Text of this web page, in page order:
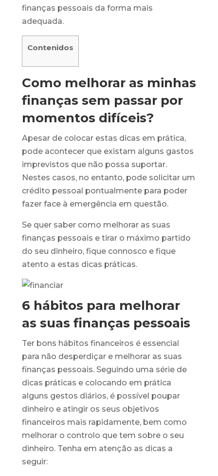
finanças pessoais da forma mais
adequada.
Contenidos
Como melhorar as minhas
finanças sem passar por
momentos difíceis?
Apesar de colocar estas dicas em prática,
pode acontecer que existam alguns gastos
imprevistos que não possa suportar.
Nestes casos, no entanto, pode solicitar um
crédito pessoal pontualmente para poder
fazer face à emergência em questão.
Se quer saber como melhorar as suas
finanças pessoais e tirar o máximo partido
do seu dinheiro, fique connosco e fique
atento a estas dicas práticas.
6 hábitos para melhorar
as suas finanças pessoais
Ter bons hábitos financeiros é essencial
para não desperdiçar e melhorar as suas
finanças pessoais. Seguindo uma série de
dicas práticas e colocando em prática
alguns gestos diários, é possível poupar
dinheiro e atingir os seus objetivos
financeiros mais rapidamente, bem como
melhorar o controlo que tem sobre o seu
dinheiro. Tenha em atenção as dicas a
seguir: